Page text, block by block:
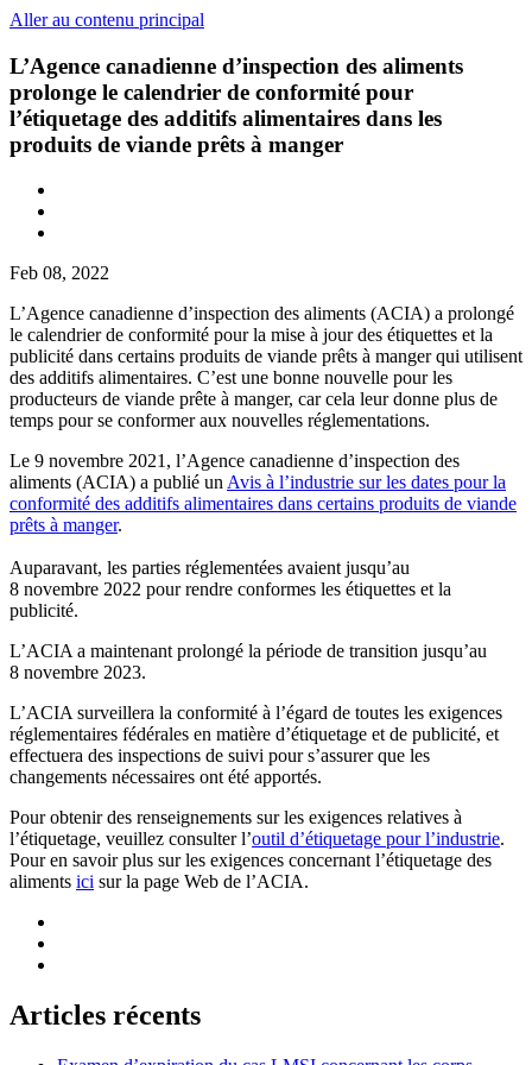
Aller au contenu principal
L’Agence canadienne d’inspection des aliments
prolonge le calendrier de conformité pour
l’étiquetage des additifs alimentaires dans les
produits de viande prêts à manger
Feb 08, 2022
L’Agence canadienne d’inspection des aliments (ACIA) a prolongé
le calendrier de conformité pour la mise à jour des étiquettes et la
publicité dans certains produits de viande prêts à manger qui utilisent
des additifs alimentaires. C’est une bonne nouvelle pour les
producteurs de viande prête à manger, car cela leur donne plus de
temps pour se conformer aux nouvelles réglementations.
Le 9 novembre 2021, l’Agence canadienne d’inspection des
aliments (ACIA) a publié unAvis à l’industrie sur les dates pour la
conformité des additifs alimentaires dans certains produits de viande
prêts à manger.
Auparavant, les parties réglementées avaient jusqu’au
8 novembre 2022 pour rendre conformes les étiquettes et la
publicité.
L’ACIA a maintenant prolongé la période de transition jusqu’au
8 novembre 2023.
L’ACIA surveillera la conformité à l’égard de toutes les exigences
réglementaires fédérales en matière d’étiquetage et de publicité, et
effectuera des inspections de suivi pour s’assurer que les
changements nécessaires ont été apportés.
Pour obtenir des renseignements sur les exigences relatives à
l’étiquetage, veuillez consulter l’outil d’étiquetage pour l’industrie.
Pour en savoir plus sur les exigences concernant l’étiquetage des
aliments ici sur la page Web de l’ACIA.
Articles récents